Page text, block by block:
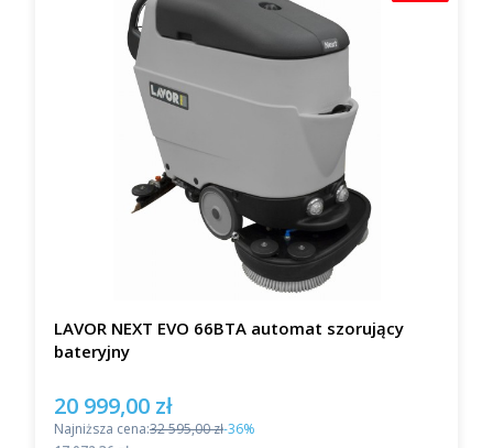
LAVOR NEXT EVO 66BTA automat szorujący
bateryjny
Cena promocyjna
20 999,00 zł
Najniższa cena:32 595,00 zł-36%